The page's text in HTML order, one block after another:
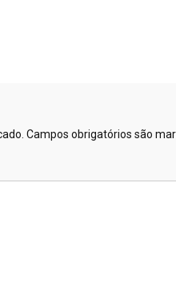
Campos obrigatórios são